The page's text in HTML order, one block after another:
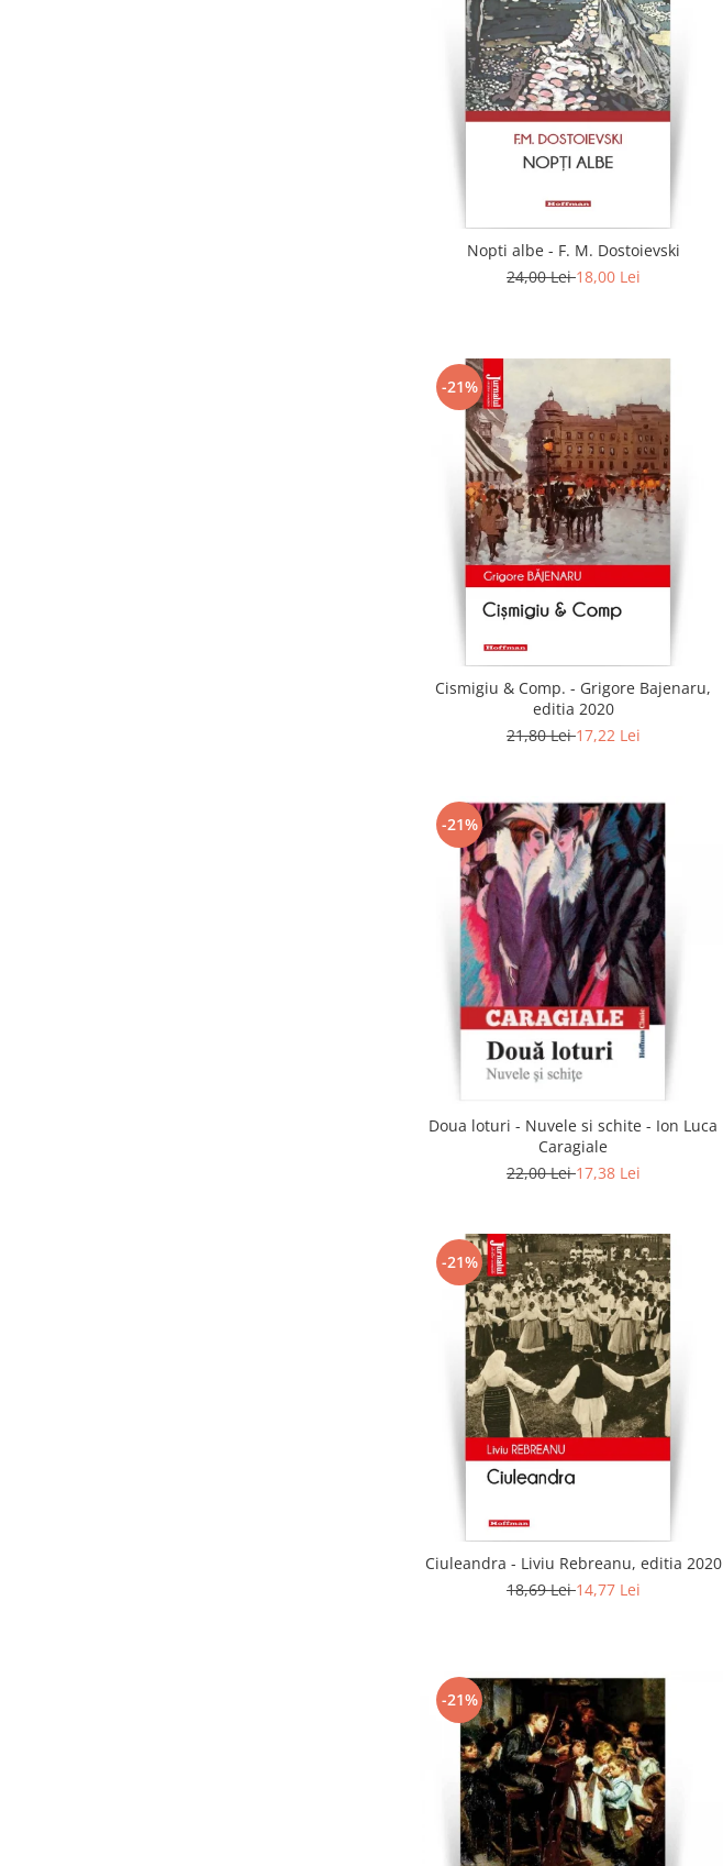
Nopti albe - F. M. Dostoievski
24,00 Lei18,00 Lei
-21%
Cismigiu & Comp. - Grigore Bajenaru,
editia 2020
21,80 Lei17,22 Lei
-21%
Doua loturi - Nuvele si schite - Ion Luca
Caragiale
22,00 Lei17,38 Lei
-21%
Ciuleandra - Liviu Rebreanu, editia 2020
18,69 Lei14,77 Lei
-21%